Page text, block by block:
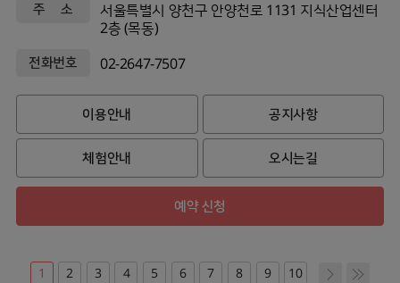
주 소
서울특별시 양천구 안양천로 1131 지식산업센터
2층 (목동)
전화번호 02-2647-7507
이용안내 공지사항
체험안내 오시는길
예약 신청
1 2 3 4 5 6 7 8 9 10